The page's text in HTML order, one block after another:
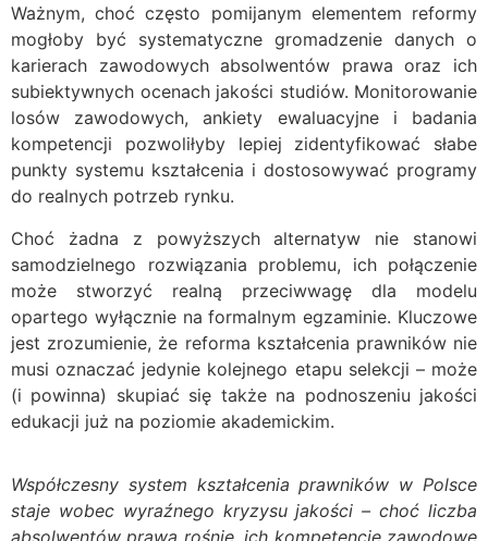
Ważnym, choć często pomijanym elementem reformy
mogłoby być systematyczne gromadzenie danych o
karierach zawodowych absolwentów prawa oraz ich
subiektywnych ocenach jakości studiów. Monitorowanie
losów zawodowych, ankiety ewaluacyjne i badania
kompetencji pozwoliłyby lepiej zidentyfikować słabe
punkty systemu kształcenia i dostosowywać programy
do realnych potrzeb rynku.
Choć żadna z powyższych alternatyw nie stanowi
samodzielnego rozwiązania problemu, ich połączenie
może stworzyć realną przeciwwagę dla modelu
opartego wyłącznie na formalnym egzaminie. Kluczowe
jest zrozumienie, że reforma kształcenia prawników nie
musi oznaczać jedynie kolejnego etapu selekcji – może
(i powinna) skupiać się także na podnoszeniu jakości
edukacji już na poziomie akademickim.
Współczesny system kształcenia prawników w Polsce
staje wobec wyraźnego kryzysu jakości – choć liczba
absolwentów prawa rośnie, ich kompetencje zawodowe